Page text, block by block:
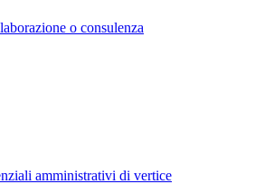
o consulenza
amministrativi di vertice